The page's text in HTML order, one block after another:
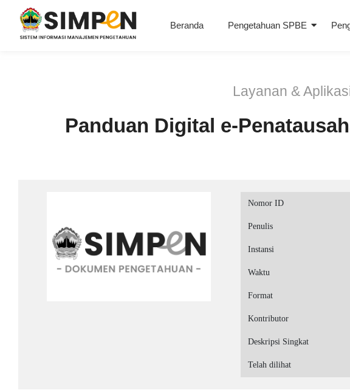
Beranda Pengetahuan SPBE
Layanan &
Panduan Digital e-
Nomor ID
Penulis
Instansi
Waktu
Format
Kontributor
Deskripsi Singkat
Telah dilihat